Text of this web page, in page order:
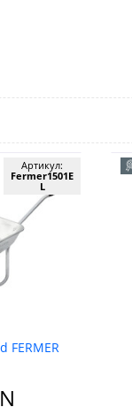
FERMER
Артикул:
Fermer1501E
L